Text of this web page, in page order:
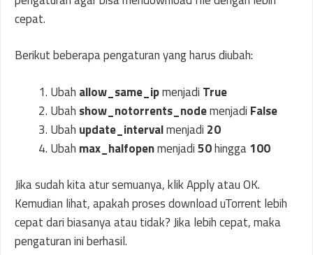
cepat.
Berikut beberapa pengaturan yang harus diubah:
Ubah allow_same_ipmenjadi True
Ubah show_notorrents_nodemenjadi False
Ubah update_intervalmenjadi 20
Ubah max_halfopenmenjadi50hingga100
Jika sudah kita atur semuanya, klik Apply atau OK.
Kemudian lihat, apakah proses download uTorrent lebih
cepat dari biasanya atau tidak? Jika lebih cepat, maka
pengaturan ini berhasil.